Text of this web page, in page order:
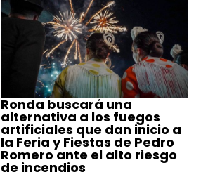
Ronda buscará una
alternativa a los fuegos
artificiales que dan inicio a
la Feria y Fiestas de Pedro
Romero ante el alto riesgo
de incendios